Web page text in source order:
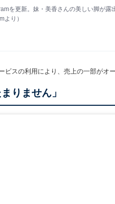
を更新。妹・美香さんの美しい脚が露
より）
スの利用により、売上の一部がオ
りません」